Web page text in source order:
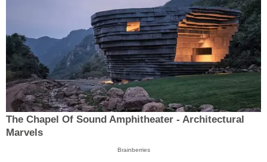
The Chapel Of Sound Amphitheater - Architectural
Marvels
Brainberries